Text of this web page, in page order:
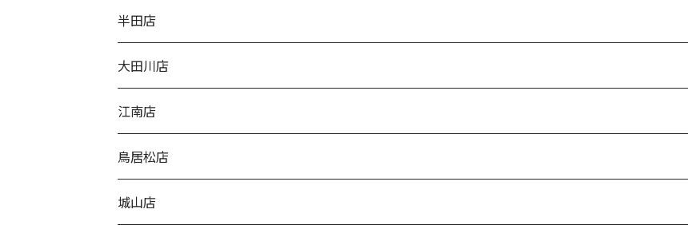
半田店
大田川店
江南店
鳥居松店
城山店